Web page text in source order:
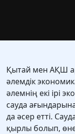
Қытай мен АҚШ
әлемдік
әлемнің екі ірі
сауда
да әсер етті.
қырлы болып,